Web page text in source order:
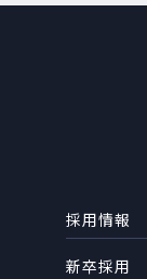
採用情報
新卒採用